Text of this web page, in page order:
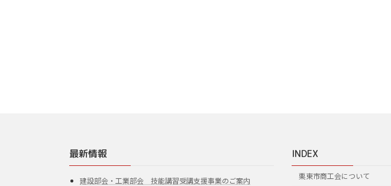
最新情報
建設部会・工業部会 技能講習受講支援事業のご案内
INDEX
栗東市商工会について